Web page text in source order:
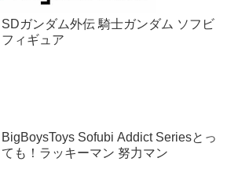
SDガンダム外伝 騎士ガンダム ソフビ
フィギュア
BigBoysToys Sofubi Addict Seriesとっ
ても！ラッキーマン 努力マン